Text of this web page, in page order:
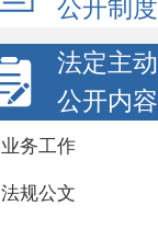
公开制度
法定主动
公开内容
业务工作
法规公文